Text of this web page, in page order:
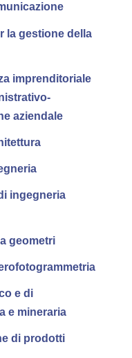
la gestione della
imprenditoriale
aziendale
ingegneria
geometri
e di
e mineraria
di prodotti